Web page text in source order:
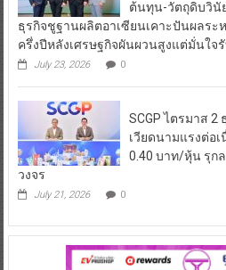
ต้นทุน-วัตถุดิบวินั
ธุรกิจชูฐานผลิตอาเซียนเคาะปันผลระ
ครึ่งปีหลังเศรษฐกิจผันผวนสูงแต่มั่นใจ
July 23, 2026 0
SCGP ไตรมาส
เวียดนามแรงต่อ
0.40 บาท/หุ้น รุก
วงจร
July 21, 2026 0